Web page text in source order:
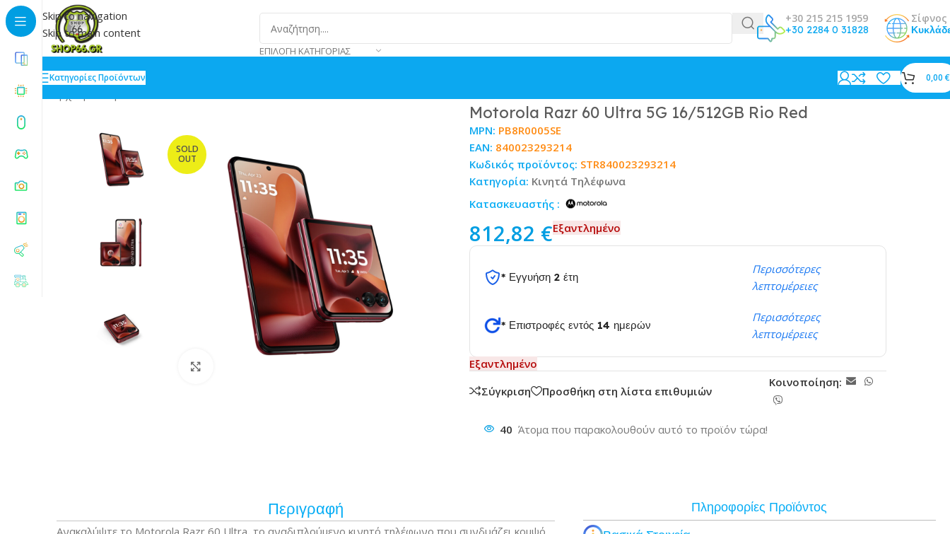
Skip to navigation
Skip to main content
ΕΠΙΛΟΓΉ ΚΑΤΗΓΟΡΊΑΣ
+30 215 215 1959
+30 2284 0 31828
Σίφνος
Κατηγορίες Προϊόντων 0,00 €
SOLD
OUT
Motorola Razr 60 Ultra 5G 16/512GB Rio Red
Κατασκευαστής :
MPN: PB8R0005SE
EAN: 840023293214
Κωδικός προϊόντος: STR840023293214
Κατηγορία: Κινητά Τηλέφωνα
812,82 €Εξαντλημένο
* Εγγυήση 2 έτη
Περισσότερες
λεπτομέρειες
* Επιστροφές εντός 14 ημερών
Περισσότερες
λεπτομέρειες
Εξαντλημένο
Σύγκριση
Προσθήκη στη λίστα επιθυμιών
Κοινοποίηση:
40 Άτομα που παρακολουθούν αυτό το προϊόν τώρα!
Περιγραφή
Ανακαλύψτε το Motorola Razr 60 Ultra, το αναδιπλούμενο κινητό τηλέφωνο που συνδυάζει κομψό
Πληροφορίες Προϊόντος